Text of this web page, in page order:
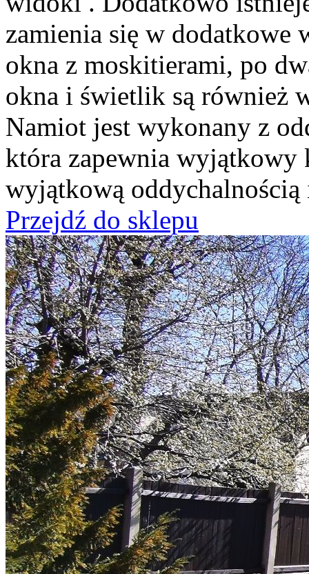
zamienia się w dodatkowe
okna z moskitierami, po
okna i świetlik są również
Namiot jest wykonany z
która zapewnia wyjątkowy
wyjątkową
Przejdź do sklepu